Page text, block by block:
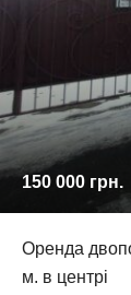
150 000 грн.
Оренда
м. в центрі